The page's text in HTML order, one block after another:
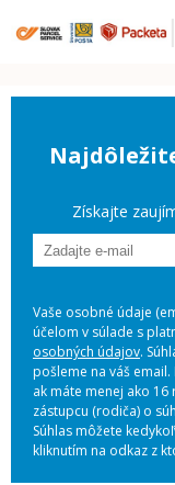
Získajte
Vaše osobné údaje
účelom v súlade s
osobných údajov.
pošleme na váš
ak máte menej ako
zástupcu (rodiča) o
Súhlas môžete
kliknutím na odkaz z